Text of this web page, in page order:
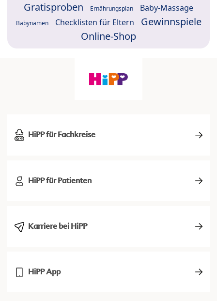
Gratisproben Ernährungsplan Baby-Massage
Babynamen Checklisten für Eltern
Gewinnspiele
Online-Shop
HiPP für Fachkreise
HiPP für Patienten
Karriere bei HiPP
HiPP App